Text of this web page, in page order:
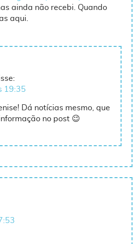
ainda não recebi. Quando
aqui.
19:35
Dá notícias mesmo, que
no post 😉